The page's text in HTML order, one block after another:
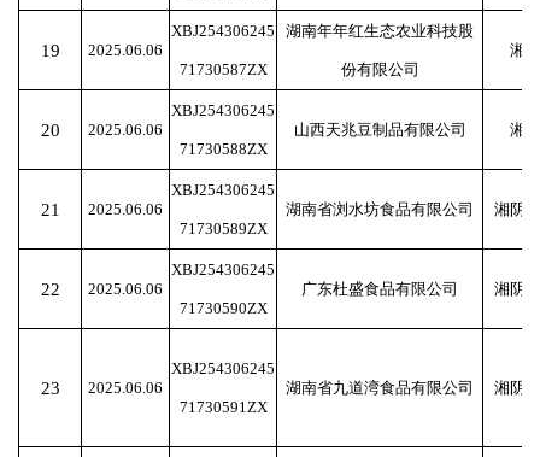
19 2025.06.06
XBJ254306245
71730587ZX
湖南年年红生态农业科技股
份有限公司
湘
20 2025.06.06
XBJ254306245
71730588ZX
山西天兆豆制品有限公司 湘
21 2025.06.06
XBJ254306245
71730589ZX
湖南省浏水坊食品有限公司 湘阴
22 2025.06.06
XBJ254306245
71730590ZX
广东杜盛食品有限公司 湘阴
23 2025.06.06
XBJ254306245
71730591ZX
湖南省九道湾食品有限公司 湘阴